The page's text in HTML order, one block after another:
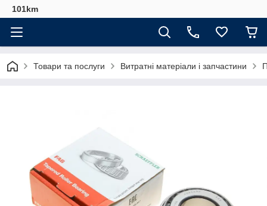
101km
Товари та послуги Витратні матеріали і запчастини